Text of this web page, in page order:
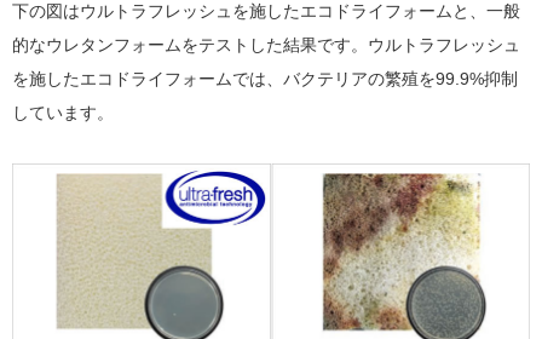
下の図はウルトラフレッシュを施したエコドライフォームと、一般
的なウレタンフォームをテストした結果です。ウルトラフレッシュ
を施したエコドライフォームでは、バクテリアの繁殖を99.9%抑制
しています。